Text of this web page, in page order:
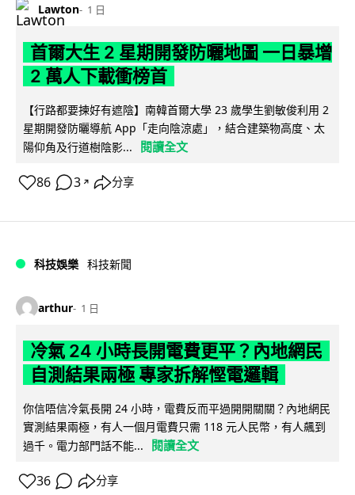
Lawton 1 日
首爾大生 2 星期開發防曬地圖 一日暴增
2 萬人下載衝榜首
【行路都要揀好有遮陰】南韓首爾大學 23 歲學生劉敏俊利用 2
星期開發防曬導航 App「走向陰涼處」，結合建築物高度、太
陽仰角及行道樹陰影...
閱讀全文
86 3 ↗ 分享
科技娛樂 科技新聞
arthur 1 日
冷氣 24 小時長開電費更平？內地網民
自測結果兩極 專家拆解慳電邏輯
你信唔信冷氣長開 24 小時，電費反而平過開開關關？內地網民
實測結果兩極，有人一個月電費只需 118 元人民幣，有人飆到
過千。電力部門話不能...
閱讀全文
36 分享